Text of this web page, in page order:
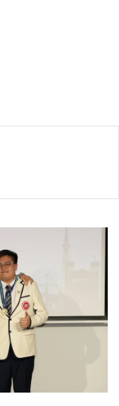
保证金及学生会年
学费水平会因应通胀